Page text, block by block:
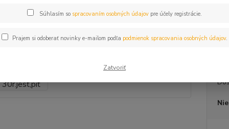
na fľašu k 30r.jesť,piť
Súhlasím so spracovaním osobných údajov pre účely registrácie.
Prajem si odoberať novinky e-mailom podľa podmienok spracovania osobných údajov.
Zatvoriť